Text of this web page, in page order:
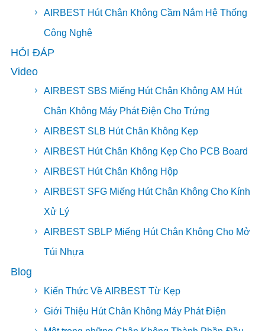
AIRBEST Hút Chân Không Cầm Nắm Hệ Thống
Công Nghệ
HỎI ĐÁP
Video
AIRBEST SBS Miếng Hút Chân Không AM Hút
Chân Không Máy Phát Điện Cho Trứng
AIRBEST SLB Hút Chân Không Kẹp
AIRBEST Hút Chân Không Kẹp Cho PCB Board
AIRBEST Hút Chân Không Hộp
AIRBEST SFG Miếng Hút Chân Không Cho Kính
Xử Lý
AIRBEST SBLP Miếng Hút Chân Không Cho Mở
Túi Nhựa
Blog
Kiến Thức Về AIRBEST Từ Kẹp
Giới Thiệu Hút Chân Không Máy Phát Điện